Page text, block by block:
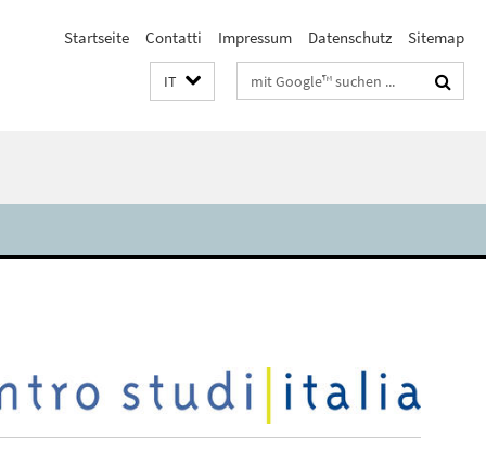
Startseite Contatti Impressum Datenschutz Sitemap
IT Suchbegriffe